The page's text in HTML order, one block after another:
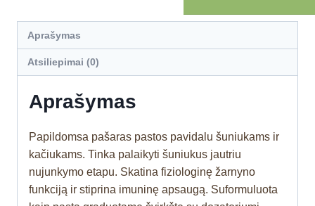
Aprašymas
Atsiliepimai (0)
Aprašymas
Papildomsa pašaras pastos pavidalu šuniukams ir
kačiukams. Tinka palaikyti šuniukus jautriu
nujunkymo etapu. Skatina fiziologinę žarnyno
funkciją ir stiprina imuninę apsaugą. Suformuluota